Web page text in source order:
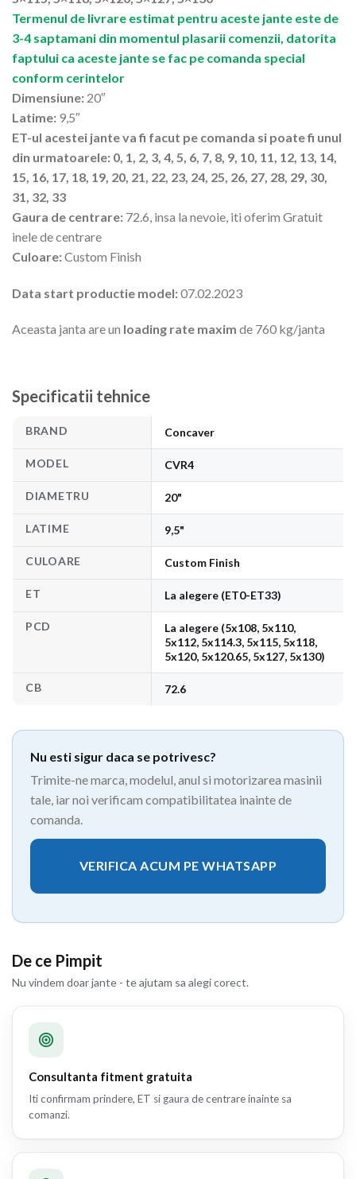
Termenul de livrare estimat pentru aceste jante este de
3-4 saptamani din momentul plasarii comenzii, datorita
faptului ca aceste jante se fac pe comanda special
conform cerintelor
Dimensiune: 20″
Latime: 9,5″
ET-ul acestei jante va fi facut pe comanda si poate fi unul
din urmatoarele: 0, 1, 2, 3, 4, 5, 6, 7, 8, 9, 10, 11, 12, 13, 14,
15, 16, 17, 18, 19, 20, 21, 22, 23, 24, 25, 26, 27, 28, 29, 30,
31, 32, 33
Gaura de centrare: 72.6, insa la nevoie, iti oferim Gratuit
inele de centrare
Culoare:Custom Finish
Data start productie model:07.02.2023
Aceasta janta are un loading rate maxim de 760 kg/janta
Specificatii tehnice
BRAND Concaver
MODEL CVR4
DIAMETRU 20"
LATIME 9,5"
CULOARE Custom Finish
ET La alegere (ET0-ET33)
PCD
La alegere (5x108, 5x110,
5x112, 5x114.3, 5x115, 5x118,
5x120, 5x120.65, 5x127, 5x130)
CB 72.6
Nu esti sigur daca se potrivesc?
Trimite-ne marca, modelul, anul si motorizarea masinii
tale, iar noi verificam compatibilitatea inainte de
comanda.
VERIFICA ACUM PE WHATSAPP
De ce Pimpit
Nu vindem doar jante - te ajutam sa alegi corect.
Consultanta fitment gratuita
Iti confirmam prindere, ET si gaura de centrare inainte sa
comanzi.